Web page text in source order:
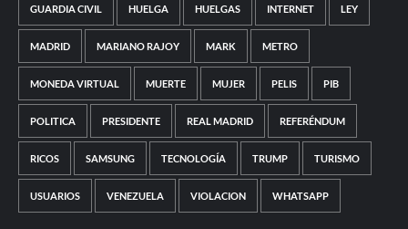
GUARDIA CIVIL HUELGA HUELGAS INTERNET LEY
MADRID MARIANO RAJOY MARK METRO
MONEDA VIRTUAL MUERTE MUJER PELIS PIB
POLITICA PRESIDENTE REAL MADRID REFERÉNDUM
RICOS SAMSUNG TECNOLOGÍA TRUMP TURISMO
USUARIOS VENEZUELA VIOLACION WHATSAPP